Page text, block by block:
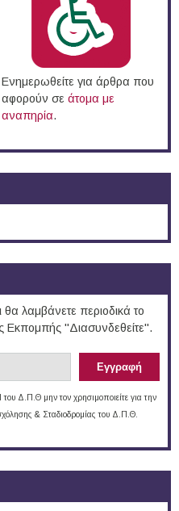
Ενημερωθείτε για άρθρα που
αφορούν σε άτομα με
αναπηρία.
λαμβάνετε περιοδικά το
Εκπομπής "Διασυνδεθείτε".
Δ.Π.Θ μην τον χρησιμοποιείτε για την
& Σταδιοδρομίας του Δ.Π.Θ.